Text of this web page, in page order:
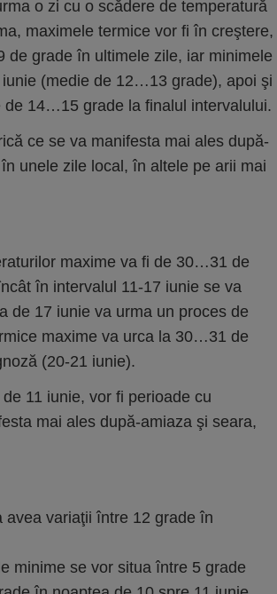
o zi cu o scădere de temperatură
maximele termice vor fi în creştere,
grade în ultimele zile, iar minimele
(medie de 12…13 grade), apoi şi
14…15 grade la finalul intervalului.
ce se va manifesta mai ales după-
unele zile local, în altele pe arii mai
maxime va fi de 30…31 de
în intervalul 11-17 iunie se va
de 17 iunie va urma un proces de
maxime va urca la 30…31 de
(20-21 iunie).
11 iunie, vor fi perioade cu
mai ales după-amiaza şi seara,
avea variaţii între 12 grade în
minime se vor situa între 5 grade